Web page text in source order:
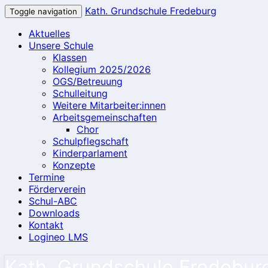
Toggle navigation
Kath. Grundschule Fredeburg
Aktuelles
Unsere Schule
Klassen
Kollegium 2025/2026
OGS/Betreuung
Schulleitung
Weitere Mitarbeiter:innen
Arbeitsgemeinschaften
Chor
Schulpflegschaft
Kinderparlament
Konzepte
Termine
Förderverein
Schul-ABC
Downloads
Kontakt
Logineo LMS